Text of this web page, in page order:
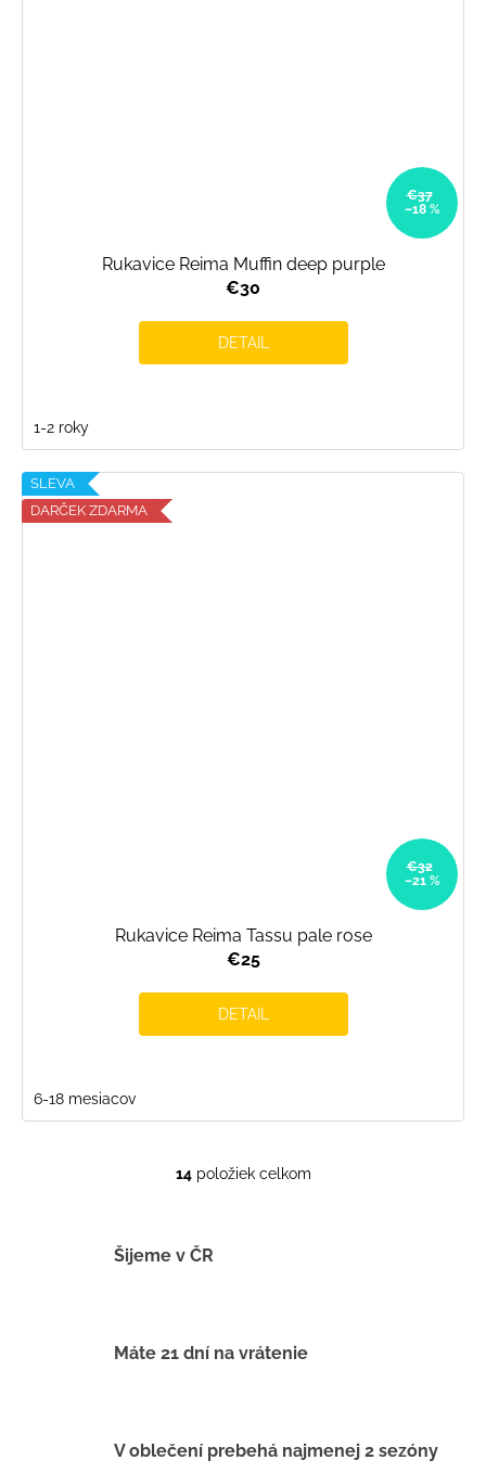
€37
–18 %
Rukavice Reima Muffin deep purple
€30
DETAIL
1-2 roky
SLEVA
DARČEK ZDARMA
€32
–21 %
Rukavice Reima Tassu pale rose
€25
DETAIL
6-18 mesiacov
O
i
v
14položiek celkom
Šijeme v ČR
Máte 21 dní na vrátenie
V oblečení prebehá najmenej 2 sezóny